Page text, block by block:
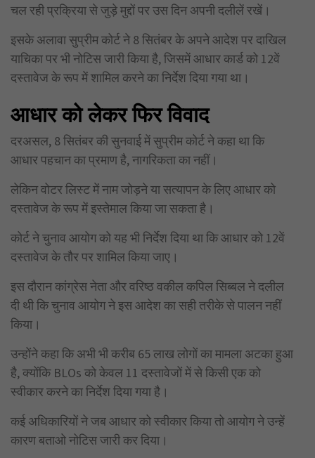
चल रही प्रक्रिया से जुड़े मुद्दों पर उस दिन अपनी दलीलें रखें।
इसके अलावा सुप्रीम कोर्ट ने 8 सितंबर के अपने आदेश पर दाखिल
याचिका पर भी नोटिस जारी किया है, जिसमें आधार कार्ड को 12वें
दस्तावेज के रूप में शामिल करने का निर्देश दिया गया था।
आधार को लेकर फिर विवाद
दरअसल, 8 सितंबर की सुनवाई में सुप्रीम कोर्ट ने कहा था कि
आधार पहचान का प्रमाण है, नागरिकता का नहीं।
लेकिन वोटर लिस्ट में नाम जोड़ने या सत्यापन के लिए आधार को
दस्तावेज के रूप में इस्तेमाल किया जा सकता है।
कोर्ट ने चुनाव आयोग को यह भी निर्देश दिया था कि आधार को 12वें
दस्तावेज के तौर पर शामिल किया जाए।
इस दौरान कांग्रेस नेता और वरिष्ठ वकील कपिल सिब्बल ने दलील
दी थी कि चुनाव आयोग ने इस आदेश का सही तरीके से पालन नहीं
किया।
उन्होंने कहा कि अभी भी करीब 65 लाख लोगों का मामला अटका हुआ
है, क्योंकि BLOs को केवल 11 दस्तावेजों में से किसी एक को
स्वीकार करने का निर्देश दिया गया है।
कई अधिकारियों ने जब आधार को स्वीकार किया तो आयोग ने उन्हें
कारण बताओ नोटिस जारी कर दिया।